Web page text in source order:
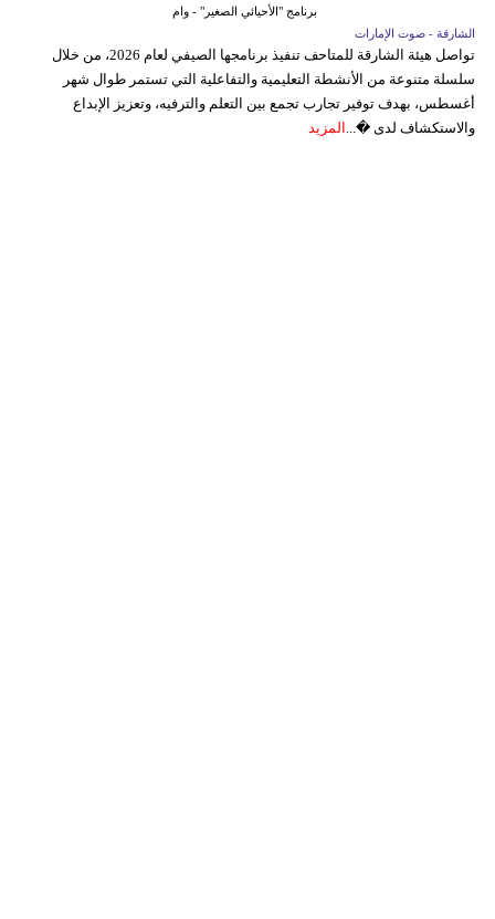
برنامج "الأحيائي الصغير" - وام
الشارقة - صوت الإمارات
تواصل هيئة الشارقة للمتاحف تنفيذ برنامجها الصيفي لعام 2026، من خلال
سلسلة متنوعة من الأنشطة التعليمية والتفاعلية التي تستمر طوال شهر
أغسطس، بهدف توفير تجارب تجمع بين التعلم والترفيه، وتعزيز الإبداع
والاستكشاف لدى �... المزيد